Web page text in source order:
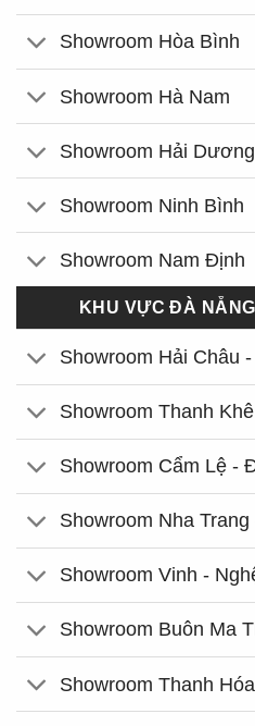
Showroom Hòa Bình
Showroom Hà Nam
Showroom Hải Dương
Showroom Ninh Bình
Showroom Nam Định
KHU VỰC ĐÀ
Showroom Hải Châu
Showroom Thanh
Showroom Cẩm Lệ -
Showroom Nha
Showroom Vinh -
Showroom Buôn Ma
Showroom Thanh Hóa